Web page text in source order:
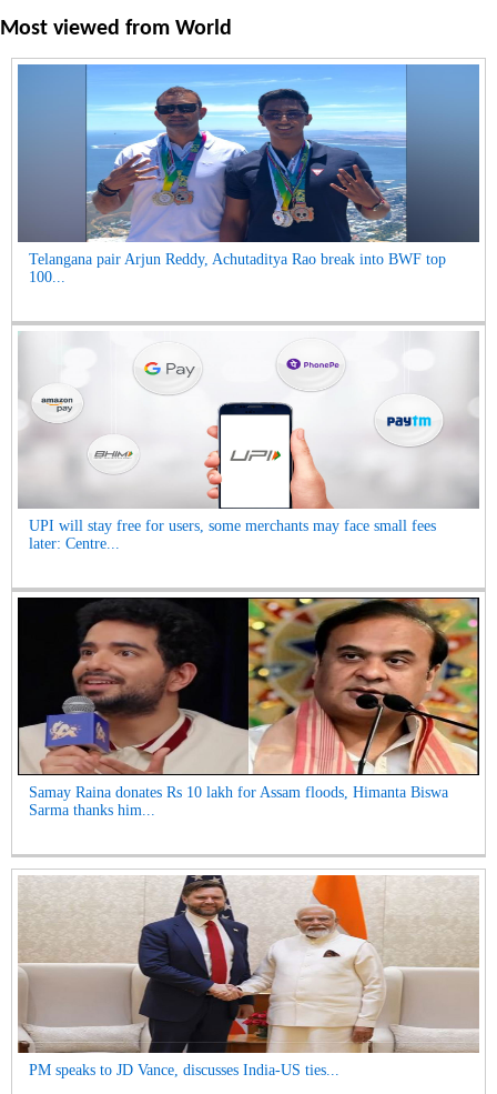
Most viewed from World
Telangana pair Arjun Reddy, Achutaditya Rao break into BWF top
100...
UPI will stay free for users, some merchants may face small fees
later: Centre...
Samay Raina donates Rs 10 lakh for Assam floods, Himanta Biswa
Sarma thanks him...
PM speaks to JD Vance, discusses India-US ties...